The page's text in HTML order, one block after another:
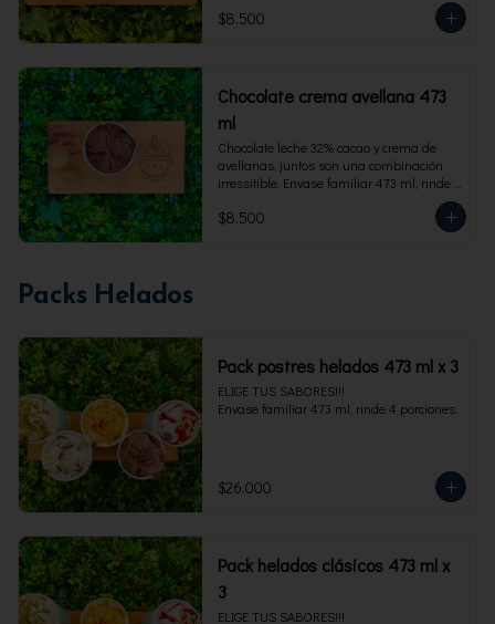
$8.500
Chocolate crema avellana 473
ml
Chocolate leche 32% cacao y crema de
avellanas, juntos son una combinación
irressitible. Envase familiar 473 ml, rinde 4
$8.500
Packs Helados
Pack postres helados 473 ml x 3
ELIGE TUS SABORES!!!
Envase familiar 473 ml, rinde 4 porciones.
$26.000
Pack helados clásicos 473 ml x
3
ELIGE TUS SABORES!!!